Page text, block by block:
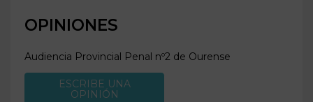
OPINIONES
Audiencia Provincial Penal nº2 de Ourense
ESCRIBE UNA
OPINIÓN